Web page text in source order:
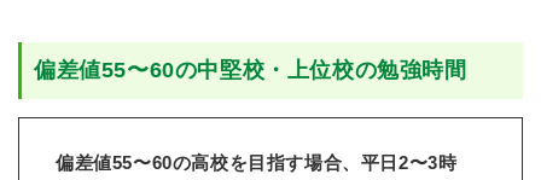
偏差値55〜60の中堅校・上位校の勉強時間
偏差値55〜60の高校を目指す場合、平日2〜3時